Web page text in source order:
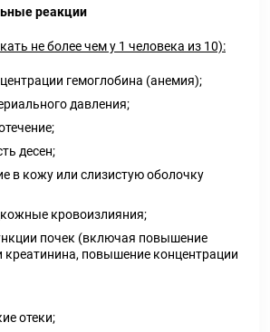
реакции
не более чем у 1 человека из 10):
гемоглобина (анемия);
давления;
десен;
в кожу или слизистую оболочку
кровоизлияния;
почек (включая повышение
креатинина, повышение концентрации
отеки;